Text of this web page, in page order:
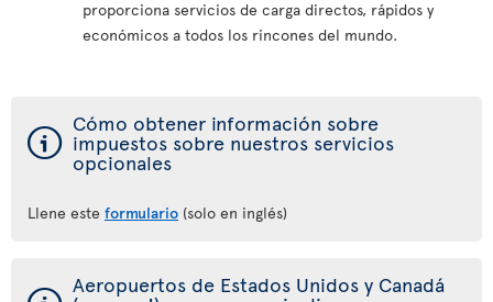
proporciona servicios de carga directos, rápidos y
económicos a todos los rincones del mundo.
ý Cómo obtener información sobre
impuestos sobre nuestros servicios
opcionales
Llene este formulario (solo en inglés)
Aeropuertos de Estados Unidos y Canadá